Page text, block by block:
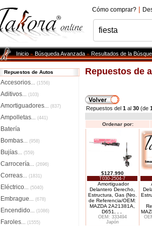
Cómo comprar? |
Inicio»Búsqueda Avanzada»Resultados de la
Repuestos de Autos
Accesorios... (1556)
Aditivos... (103)
Amortiguadores... (837)
Ampolletas... (441)
Batería
Bombas... (958)
Bujías... (559)
Carrocería... (2696)
Correas... (1831)
Eléctrico... (5040)
Embrague... (678)
Encendido... (1086)
Faroles... (1555)
Repuestos de
Repuestos del 1 al 30 (de
Ordenar por:
$127.990
T030-2504-7
Amortiguador
Delantero Derecho,
Estructura, Gas (Nro.
de Referencia/OEM:
MAZDA 2A21381A,
D651
OEM: 333494
Japón